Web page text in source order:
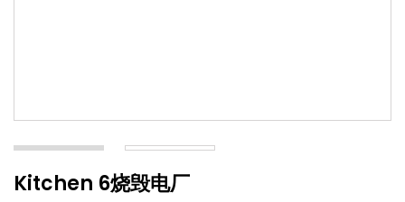
Kitchen 6烧毁电厂